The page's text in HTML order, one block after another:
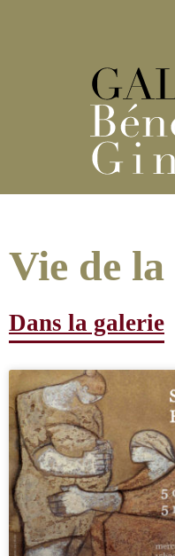
Vie de
Dans la galerie